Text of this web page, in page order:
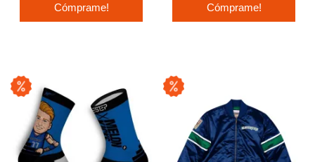
Cómprame! Cómprame!